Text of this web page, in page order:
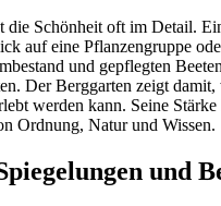
die Schönheit oft im Detail.
auf eine Pflanzengruppe
und gepflegten
Der Berggarten zeigt
werden kann. Seine
Ordnung, Natur und Wissen.
und